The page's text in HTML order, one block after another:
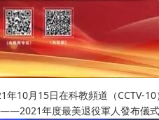
10月15日在科教頻道（CCTV-
——2021年度最美退役軍人發布儀